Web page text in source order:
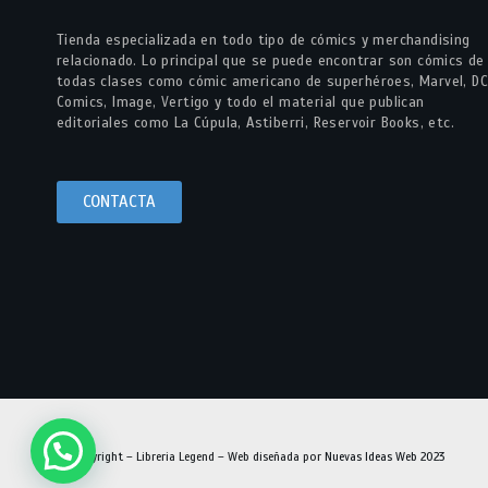
Tienda especializada en todo tipo de cómics y merchandising
relacionado. Lo principal que se puede encontrar son cómics de
todas clases como cómic americano de superhéroes, Marvel, DC
Comics, Image, Vertigo y todo el material que publican
editoriales como La Cúpula, Astiberri, Reservoir Books, etc.
CONTACTA
© Copyright – Libreria Legend – Web diseñada por Nuevas Ideas Web 2023